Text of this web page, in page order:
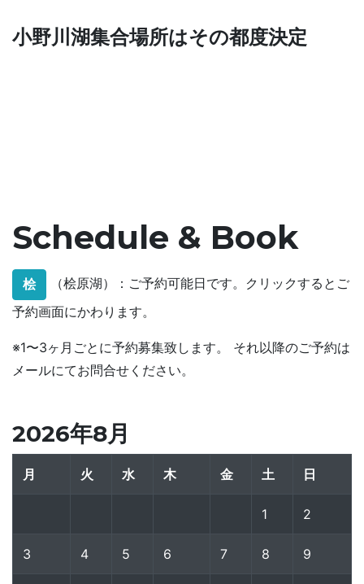
小野川湖集合場所はその都度決定
Schedule & Book
桧
（桧原湖）：ご予約可能日です。クリックするとご
予約画面にかわります。
※1〜3ヶ月ごとに予約募集致します。 それ以降のご予約は
メールにてお問合せください。
2026年8月
月 火 水 木 金 土 日
1 2
3 4 5 6 7 8 9